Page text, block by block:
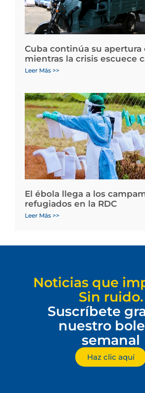
Cuba continúa su apertura
mientras la crisis escuece
Leer Más >>
El ébola llega a los
refugiados en la RDC
Leer Más >>
Noticias que
Sin ruido.
Suscríbete
nuestro
semanal
Haz clic aquí